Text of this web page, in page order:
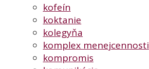
kofeín
koktanie
kolegyňa
komplex menejcennosti
kompromis